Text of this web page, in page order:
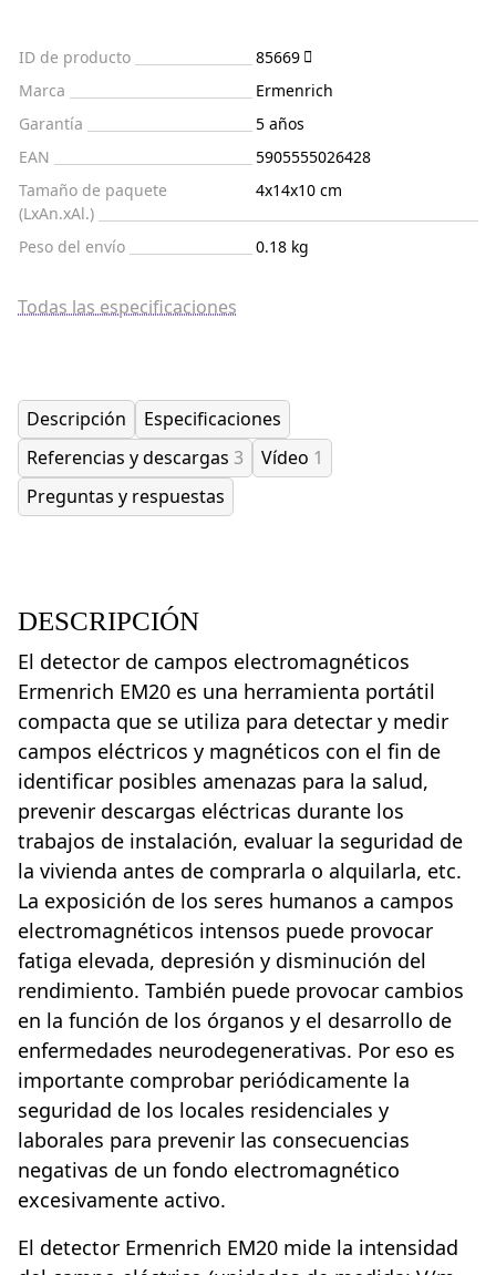
ID de producto
85669
Marca
Ermenrich
Garantía
5 años
EAN
5905555026428
Tamaño de paquete
(LxAn.xAl.)
4x14x10 cm
Peso del envío 0.18 kg
Todas las especificaciones
Descripción
Especificaciones
Referencias y descargas 3 Vídeo 1
Preguntas y respuestas
DESCRIPCIÓN
El detector de campos electromagnéticos
Ermenrich EM20 es una herramienta portátil
compacta que se utiliza para detectar y medir
campos eléctricos y magnéticos con el fin de
identificar posibles amenazas para la salud,
prevenir descargas eléctricas durante los
trabajos de instalación, evaluar la seguridad de
la vivienda antes de comprarla o alquilarla, etc.
La exposición de los seres humanos a campos
electromagnéticos intensos puede provocar
fatiga elevada, depresión y disminución del
rendimiento. También puede provocar cambios
en la función de los órganos y el desarrollo de
enfermedades neurodegenerativas. Por eso es
importante comprobar periódicamente la
seguridad de los locales residenciales y
laborales para prevenir las consecuencias
negativas de un fondo electromagnético
excesivamente activo.
El detector Ermenrich EM20 mide la intensidad